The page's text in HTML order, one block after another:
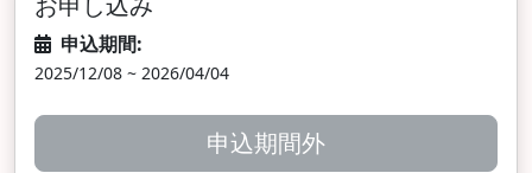
申込期間:
2025/12/08 ~ 2026/04/04
申込期間外